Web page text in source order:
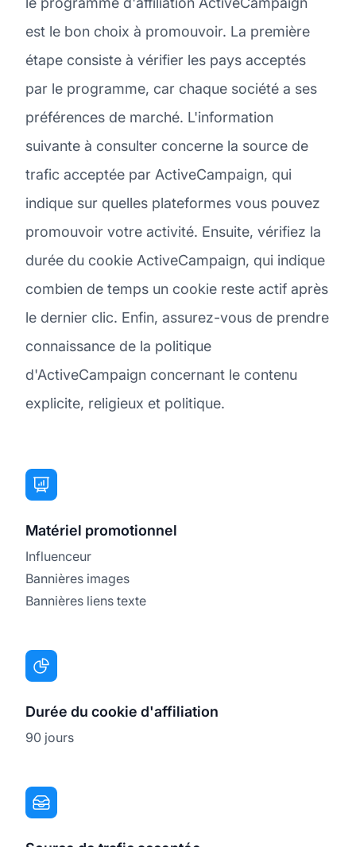
est le bon choix à promouvoir. La première
étape consiste à vérifier les pays acceptés
par le programme, car chaque société a ses
préférences de marché. L'information
suivante à consulter concerne la source de
trafic acceptée par ActiveCampaign, qui
indique sur quelles plateformes vous pouvez
promouvoir votre activité. Ensuite, vérifiez la
durée du cookie ActiveCampaign, qui indique
combien de temps un cookie reste actif après
le dernier clic. Enfin, assurez-vous de prendre
connaissance de la politique
d'ActiveCampaign concernant le contenu
explicite, religieux et politique.
Matériel promotionnel
Influenceur
Bannières images
Bannières liens texte
Durée du cookie d'affiliation
90 jours